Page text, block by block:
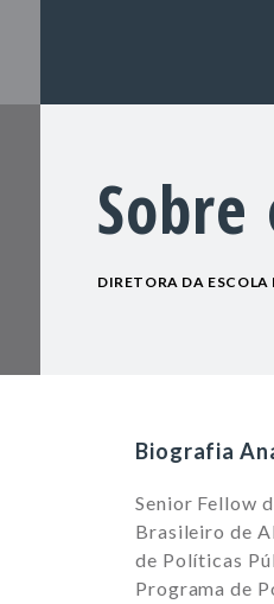
DIRETORA DA ESCOLA
Biografia
Senior Fellow
Brasileiro de
de Políticas
Programa de